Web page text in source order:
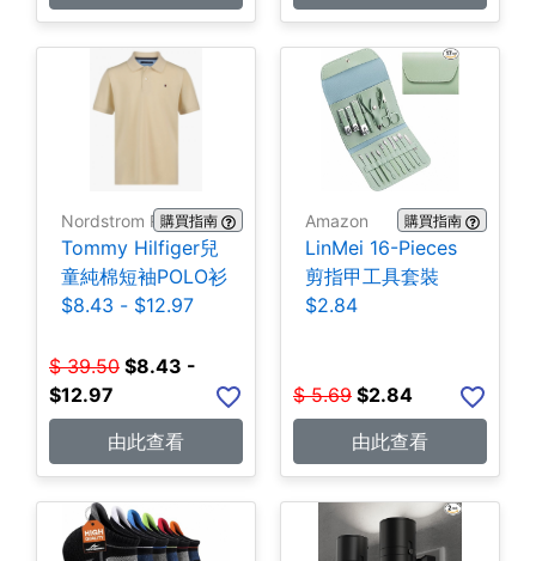
Nordstrom Rack購買指南
Tommy Hilfiger兒
童純棉短袖POLO衫
$8.43 - $12.97
$ 39.50 $8.43 -
$12.97
由此查看
Amazon 購買指南
LinMei 16-Pieces
剪指甲工具套裝
$2.84
$ 5.69 $2.84
由此查看